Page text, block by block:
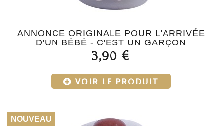
ANNONCE ORIGINALE POUR L'ARRIVÉE
D'UN BÉBÉ - C'EST UN GARÇON
3,90 €
VOIR LE PRODUIT
NOUVEAU